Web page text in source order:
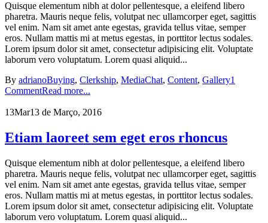
Quisque elementum nibh at dolor pellentesque, a eleifend libero
pharetra. Mauris neque felis, volutpat nec ullamcorper eget, sagittis
vel enim. Nam sit amet ante egestas, gravida tellus vitae, semper
eros. Nullam mattis mi at metus egestas, in porttitor lectus sodales.
Lorem ipsum dolor sit amet, consectetur adipisicing elit. Voluptate
laborum vero voluptatum. Lorem quasi aliquid...
By adrianoBuying, Clerkship, MediaChat, Content, Gallery1
CommentRead more...
13Mar13 de Março, 2016
Etiam laoreet sem eget eros rhoncus
Quisque elementum nibh at dolor pellentesque, a eleifend libero
pharetra. Mauris neque felis, volutpat nec ullamcorper eget, sagittis
vel enim. Nam sit amet ante egestas, gravida tellus vitae, semper
eros. Nullam mattis mi at metus egestas, in porttitor lectus sodales.
Lorem ipsum dolor sit amet, consectetur adipisicing elit. Voluptate
laborum vero voluptatum. Lorem quasi aliquid...